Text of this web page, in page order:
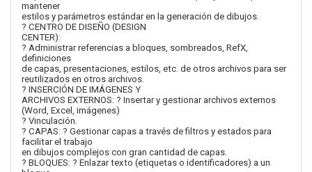
mantener
estilos y parámetros estándar en la generación de dibujos.
? CENTRO DE DISEÑO (DESIGN
CENTER):
? Administrar referencias a bloques, sombreados, RefX,
definiciones
de capas, presentaciones, estilos, etc. de otros archivos para ser
reutilizados en otros archivos.
? INSERCIÓN DE IMÁGENES Y
ARCHIVOS EXTERNOS: ? Insertar y gestionar archivos externos
(Word, Excel, imágenes)
? Vinculación.
? CAPAS: ? Gestionar capas a través de filtros y estados para
facilitar el trabajo
en dibujos complejos con gran cantidad de capas.
? BLOQUES: ? Enlazar texto (etiquetas o identificadores) a un